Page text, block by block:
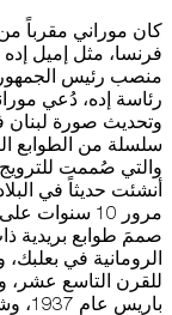
كان موراني مقرباً
رئاسة إده، دُعي
سلسلة من الطوابع
والتي صُممت
أنشئت حديثاً في
مرور 10
صممَ طوابع بريدية
الرومانية في
للقرن التاسع عشر،
باريس عام 1937، وشجرة الأرز.